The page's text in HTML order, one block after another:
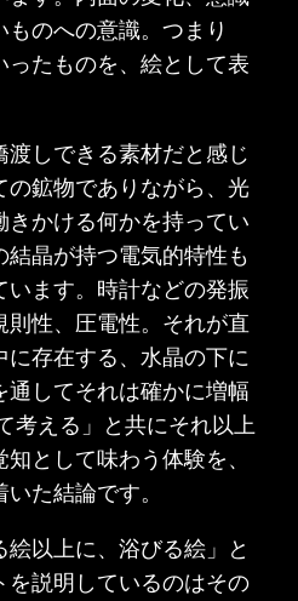
のへの意識。つまり
ったものを、絵として表
しできる素材だと感じ
の鉱物でありながら、光
きかける何かを持ってい
結晶が持つ電気的特性も
います。時計などの発振
則性、圧電性。それが直
存在する、水晶の下に
通してそれは確かに増幅
考える」と共にそれ以上
として味わう体験を、
た結論です。
以上に、浴びる絵」と
を説明しているのはその